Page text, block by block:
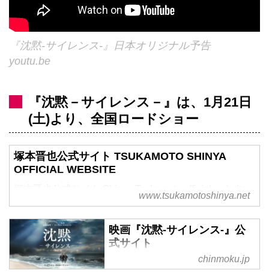
『沈黙‐サイレンス‐』日本オリジナル予告
youtu.be
『沈黙－サイレンス－』は、1月21日
(土)より、全国ロードショー
塚本晋也公式サイト TSUKAMOTO SHINYA
OFFICIAL WEBSITE
www.tsukamotoshinya.net
映画『沈黙‐サイレンス‐』公
式サイト
2017年公開！マーティン・スコ
chinmoku.jp